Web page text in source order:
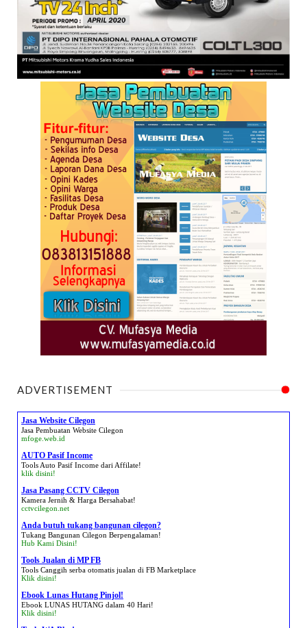
ADVERTISEMENT
Jasa Website Cilegon
Jasa Pembuatan Website Cilegon
mfoge.web.id
AUTO Pasif Income
Tools Auto Pasif Income dari Affilate!
klik disini!
Jasa Pasang CCTV Cilegon
Kamera Jernih & Harga Bersahabat!
cctvcilegon.net
Anda butuh tukang bangunan cilegon?
Tukang Bangunan Cilegon Berpengalaman!
Hub Kami Disini!
Tools Jualan di MP FB
Tools Canggih serba otomatis jualan di FB Marketplace
Klik disini!
Ebook Lunas Hutang Pinjol!
Ebook LUNAS HUTANG dalam 40 Hari!
Klik disini!